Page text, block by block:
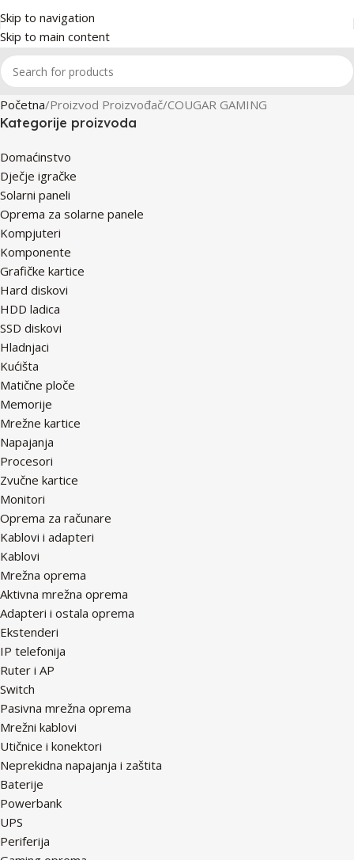
Skip to navigation
Skip to main content
Početna Proizvod Proizvođač COUGAR GAMING
Kategorije proizvoda
Domaćinstvo
Dječje igračke
Solarni paneli
Oprema za solarne panele
Kompjuteri
Komponente
Grafičke kartice
Hard diskovi
HDD ladica
SSD diskovi
Hladnjaci
Kućišta
Matične ploče
Memorije
Mrežne kartice
Napajanja
Procesori
Zvučne kartice
Monitori
Oprema za računare
Kablovi i adapteri
Kablovi
Mrežna oprema
Aktivna mrežna oprema
Adapteri i ostala oprema
Ekstenderi
IP telefonija
Ruter i AP
Switch
Pasivna mrežna oprema
Mrežni kablovi
Utičnice i konektori
Neprekidna napajanja i zaštita
Baterije
Powerbank
UPS
Periferija